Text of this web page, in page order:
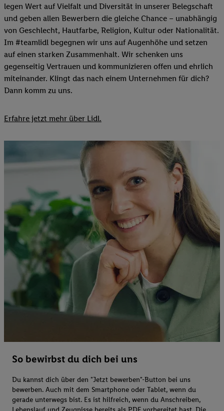
legen Wert auf Vielfalt und Diversität in unserer Belegschaft
und geben allen Bewerbern die gleiche Chance – unabhängig
von Geschlecht, Hautfarbe, Religion, Kultur oder Nationalität.
Im #teamlidl begegnen wir uns auf Augenhöhe und setzen
auf einen starken Zusammenhalt. Wir schenken uns
gegenseitig Vertrauen und kommunizieren offen und ehrlich
miteinander. Klingt das nach einem Unternehmen für dich?
Dann komm zu uns.​
Erfahre jetzt mehr über Lidl.
So bewirbst du dich bei uns
Du kannst dich über den "Jetzt bewerben"-Button bei uns
bewerben. Auch mit dem Smartphone oder Tablet, wenn du
gerade unterwegs bist. Es ist hilfreich, wenn du Anschreiben,